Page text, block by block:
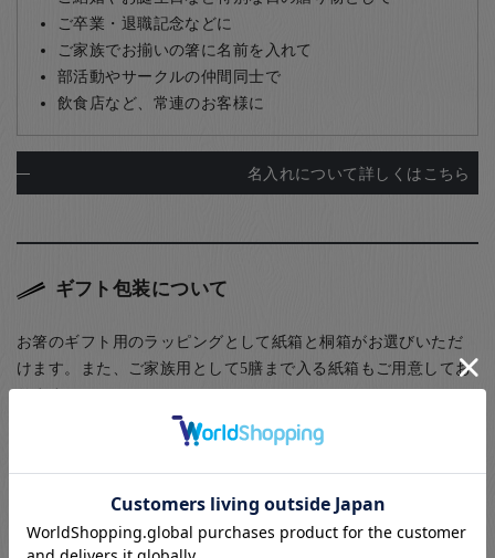
ご卒業・退職記念などに
ご家族でお揃いの箸に名前を入れて
部活動やサークルの仲間同士で
飲食店など、常連のお客様に
名入れについて詳しくはこちら
ギフト包装について
お箸のギフト用のラッピングとして紙箱と桐箱がお選びいただ
けます。また、ご家族用として5膳まで入る紙箱もご用意してお
ります。
(お子様食器に関してはギフト用・ご自宅用問わず、紙箱(無料)
に入れてのお届けとなります(ギフト用はその上から包装紙にて
ラッピング)) お箸用の無料のラッピングは、箸袋に入れるタイ
プのものになります。
お箸用のギフトボックスをご注文いただいた方は、￥440-(税別)